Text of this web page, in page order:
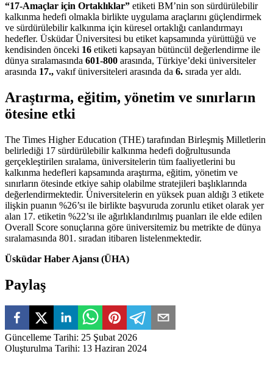
“17-Amaçlar için Ortaklıklar” etiketi BM’nin son sürdürülebilir
kalkınma hedefi olmakla birlikte uygulama araçlarını güçlendirmek
ve sürdürülebilir kalkınma için küresel ortaklığı canlandırmayı
hedefler. Üsküdar Üniversitesi bu etiket kapsamında yürüttüğü ve
kendisinden önceki 16 etiketi kapsayan bütüncül değerlendirme ile
dünya sıralamasında 601-800 arasında, Türkiye’deki üniversiteler
arasında 17., vakıf üniversiteleri arasında da 6. sırada yer aldı.
Araştırma, eğitim, yönetim ve sınırların
ötesine etki
The Times Higher Education (THE) tarafından Birleşmiş Milletlerin
belirlediği 17 sürdürülebilir kalkınma hedefi doğrultusunda
gerçekleştirilen sıralama, üniversitelerin tüm faaliyetlerini bu
kalkınma hedefleri kapsamında araştırma, eğitim, yönetim ve
sınırların ötesinde etkiye sahip olabilme stratejileri başlıklarında
değerlendirmektedir. Üniversitelerin en yüksek puan aldığı 3 etikete
ilişkin puanın %26’sı ile birlikte başvuruda zorunlu etiket olarak yer
alan 17. etiketin %22’sı ile ağırlıklandırılmış puanları ile elde edilen
Overall Score sonuçlarına göre üniversitemiz bu metrikte de dünya
sıralamasında 801. sıradan itibaren listelenmektedir.
Üsküdar Haber Ajansı (ÜHA)
Paylaş
Güncelleme Tarihi: 25 Şubat 2026
Oluşturulma Tarihi: 13 Haziran 2024